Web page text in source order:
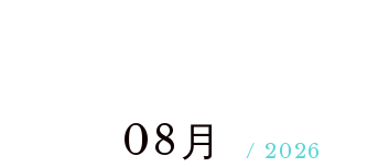
08月 / 2026